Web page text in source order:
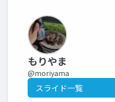
もりやま
@moriyama
スライド一覧